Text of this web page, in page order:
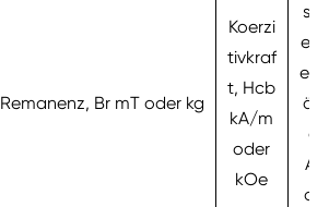
Remanenz, Br mT oder kg
Koerzi
tivkraf
t, Hcb
kA/m
oder
kOe
en
ät,
cj
A/